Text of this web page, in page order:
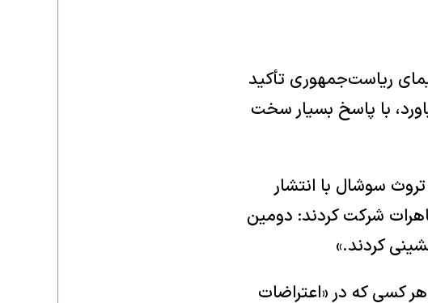
ریاست‌جمهوری تأکید
با پاسخ بسیار سخت
سوشال با انتشار
شرکت کردند: دومین
کردند.»
کسی که در «اعتراضات